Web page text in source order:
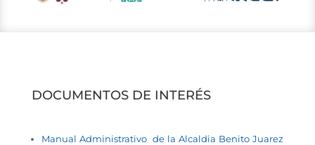
DOCUMENTOS DE INTERÉS
Manual Administrativo de la Alcaldia Benito Juarez